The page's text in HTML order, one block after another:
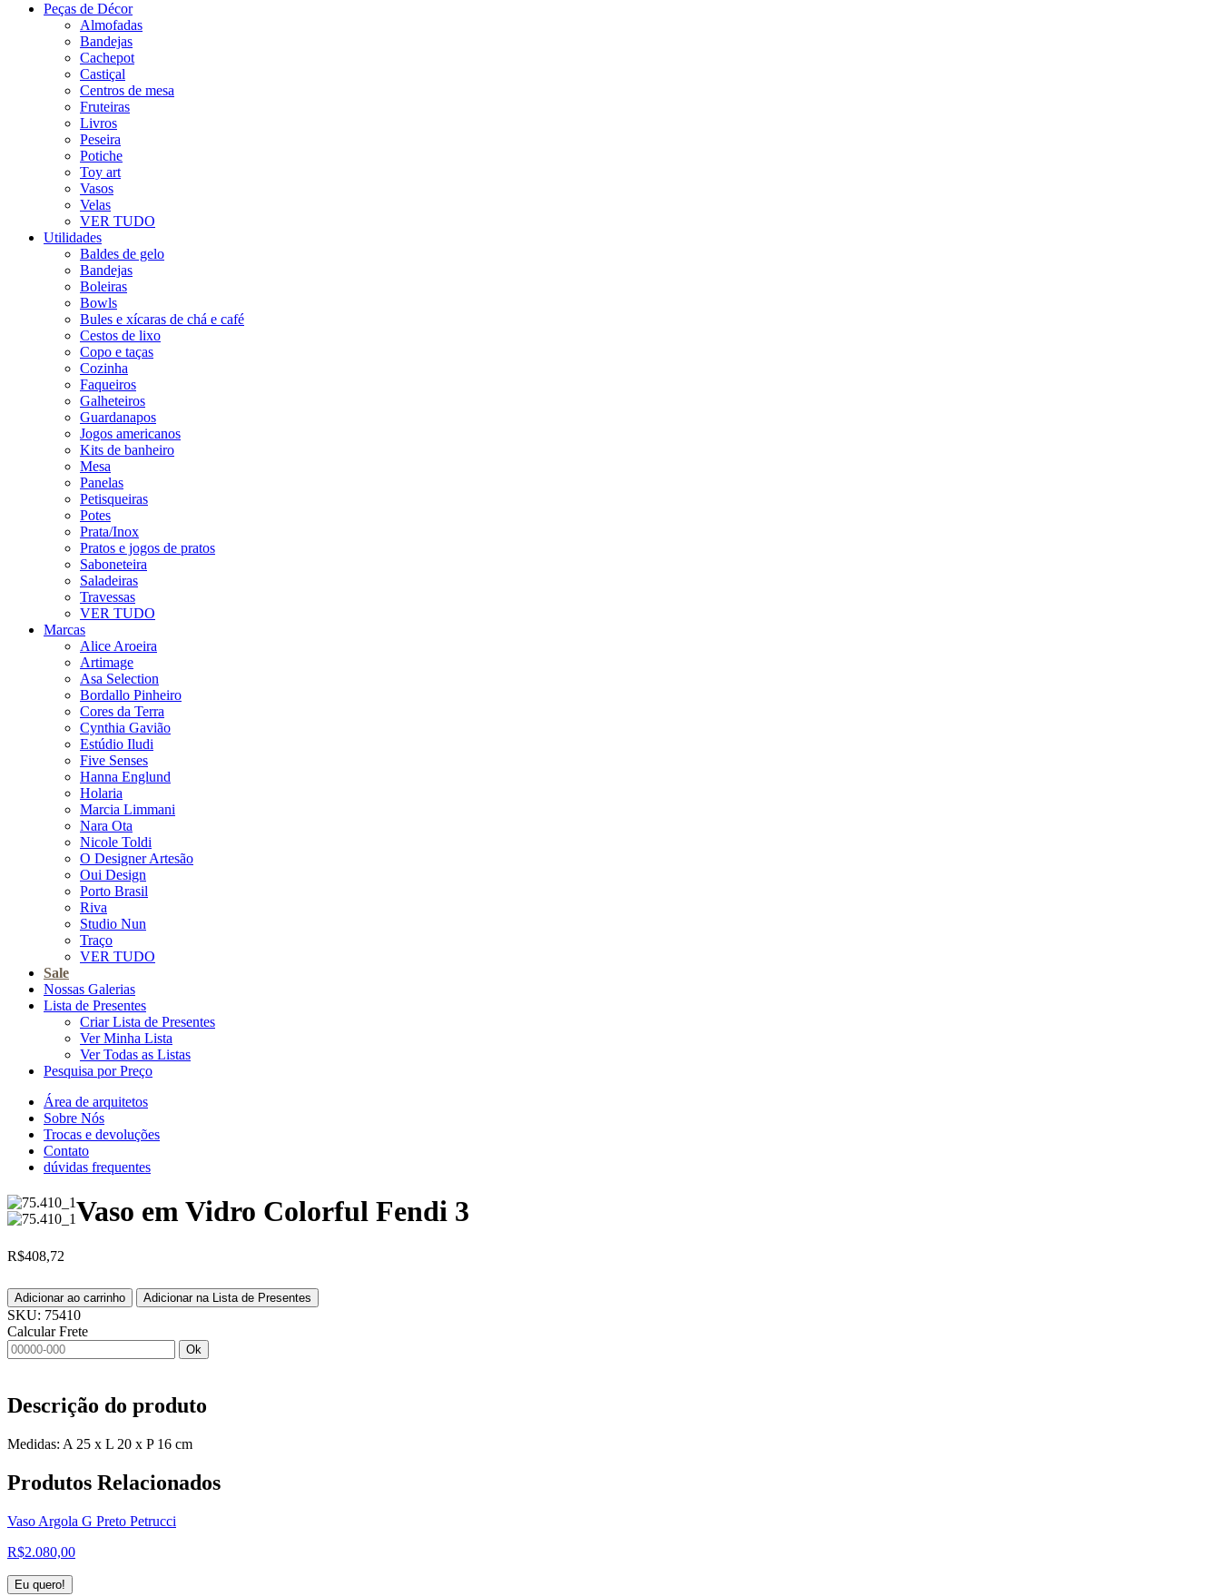
Peças de Décor
Almofadas
Bandejas
Cachepot
Castiçal
Centros de mesa
Fruteiras
Livros
Peseira
Potiche
Toy art
Vasos
Velas
VER TUDO
Utilidades
Baldes de gelo
Bandejas
Boleiras
Bowls
Bules e xícaras de chá e café
Cestos de lixo
Copo e taças
Cozinha
Faqueiros
Galheteiros
Guardanapos
Jogos americanos
Kits de banheiro
Mesa
Panelas
Petisqueiras
Potes
Prata/Inox
Pratos e jogos de pratos
Saboneteira
Saladeiras
Travessas
VER TUDO
Marcas
Alice Aroeira
Artimage
Asa Selection
Bordallo Pinheiro
Cores da Terra
Cynthia Gavião
Estúdio Iludi
Five Senses
Hanna Englund
Holaria
Marcia Limmani
Nara Ota
Nicole Toldi
O Designer Artesão
Oui Design
Porto Brasil
Riva
Studio Nun
Traço
VER TUDO
Sale
Nossas Galerias
Lista de Presentes
Criar Lista de Presentes
Ver Minha Lista
Ver Todas as Listas
Pesquisa por Preço
Área de arquitetos
Sobre Nós
Trocas e devoluções
Contato
dúvidas frequentes
Vaso em Vidro Colorful Fendi 3
R$408,72
Adicionar ao carrinho Adicionar na Lista de Presentes
SKU: 75410
Calcular Frete
Ok
Descrição do produto
Medidas: A 25 x L 20 x P 16 cm
Produtos Relacionados
Vaso Argola G Preto Petrucci
R$2.080,00
Eu quero!